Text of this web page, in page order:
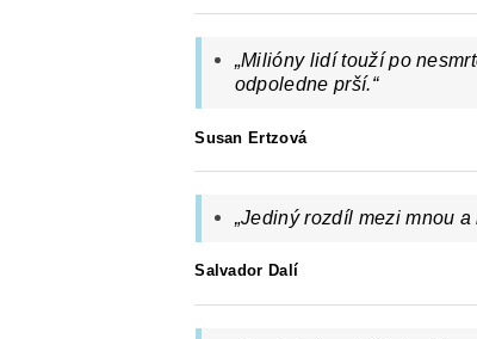
„Milióny lidí touží po
odpoledne prší.“
Susan Ertzová
„Jediný rozdíl mezi mnou
Salvador Dalí